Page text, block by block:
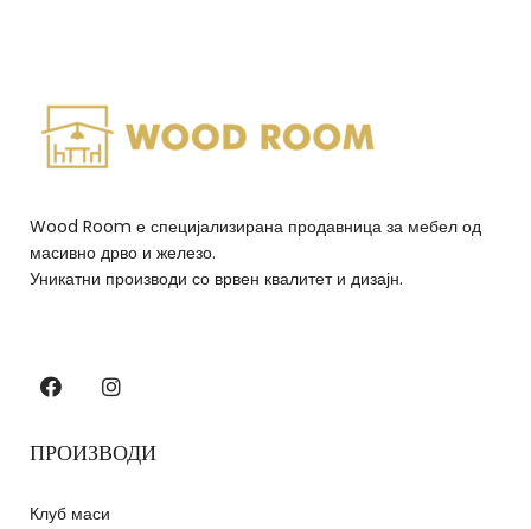
Wood Room е специјализирана продавница за мебел од
масивно дрво и железо.
Уникатни производи со врвен квалитет и дизајн.
ПРОИЗВОДИ
Клуб маси